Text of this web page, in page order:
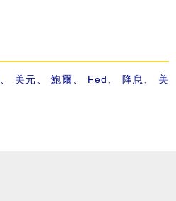
美元 、鮑爾 Fed 降息
美